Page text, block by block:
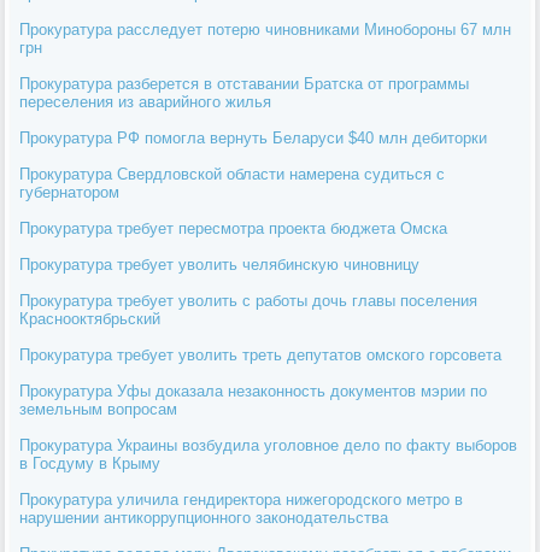
Прокуратура расследует потерю чиновниками Минобороны 67 млн
грн
Прокуратура разберется в отставании Братска от программы
переселения из аварийного жилья
Прокуратура РФ помогла вернуть Беларуси $40 млн дебиторки
Прокуратура Свердловской области намерена судиться с
губернатором
Прокуратура требует пересмотра проекта бюджета Омска
Прокуратура требует уволить челябинскую чиновницу
Прокуратура требует уволить с работы дочь главы поселения
Краснооктябрьский
Прокуратура требует уволить треть депутатов омского горсовета
Прокуратура Уфы доказала незаконность документов мэрии по
земельным вопросам
Прокуратура Украины возбудила уголовное дело по факту выборов
в Госдуму в Крыму
Прокуратура уличила гендиректора нижегородского метро в
нарушении антикоррупционного законодательства